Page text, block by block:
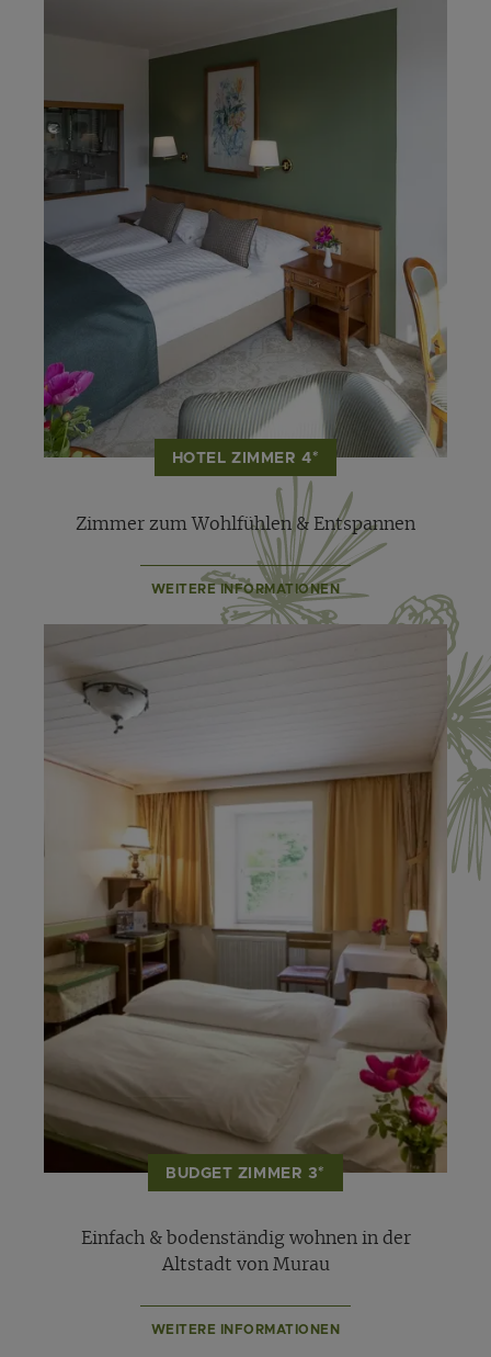
HOTEL ZIMMER 4*
Zimmer zum Wohlfühlen & Entspannen
WEITERE INFORMATIONEN
BUDGET ZIMMER 3*
Einfach & bodenständig wohnen in der
Altstadt von Murau
WEITERE INFORMATIONEN